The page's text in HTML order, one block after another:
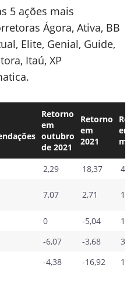
5 ações mais
Ágora, Ativa, BB
Elite, Genial, Guide,
Itaú, XP
Retorno
em
outubro
de 2021
Retorno
em
2021
em
2,29 18,37
7,07 2,71
0 -5,04
-6,07 -3,68
-4,38 -16,92